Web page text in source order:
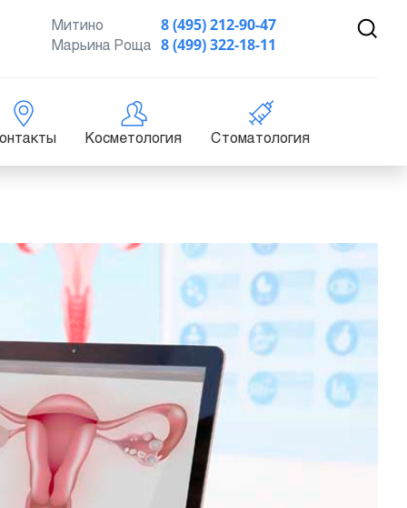
8 (495) 212-90-47
Митино
8 (499) 322-18-11
Марьина Роща
Косметология Стоматология